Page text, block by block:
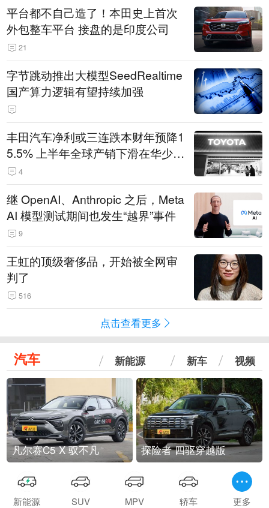
平台都不自己造了！本田史上首次
外包整车平台 接盘的是印度公司
21
字节跳动推出大模型SeedRealtime
国产算力逻辑有望持续加强
丰田汽车净利或三连跌本财年预降1
5.5% 上半年全球产销下滑在华少卖
14.3万辆
4
继 OpenAI、Anthropic 之后，Meta
AI 模型测试期间也发生“越界”事件
9
王虹的顶级奢侈品，开始被全网审
判了
516
点击查看更多
汽车 新能源 新车 视频
凡尔赛C5 X 驭不凡 探险者 四驱穿越版
新能源 SUV MPV 轿车 更多